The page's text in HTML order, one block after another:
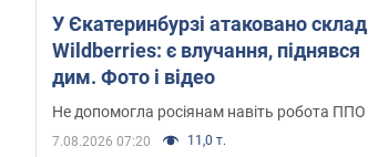
У Єкатеринбурзі атаковано склад
Wildberries: є влучання, піднявся
дим. Фото і відео
Не допомогла росіянам навіть робота ППО
7.08.2026 07:20 11,0 т.